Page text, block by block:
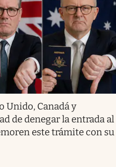
Unido, Canadá y
de denegar la entrada al
este trámite con su